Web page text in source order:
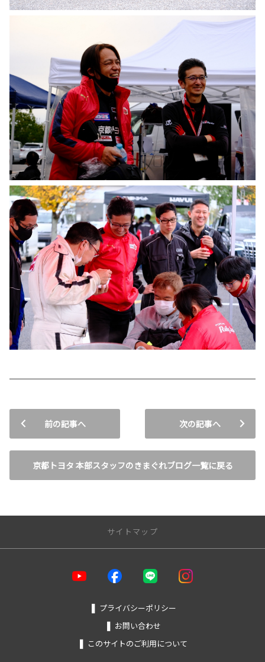
前の記事へ
京都トヨタ 本部スタッフのきまぐれブログ一覧に戻る
次の記事へ
サイトマップ
福祉車両（ウェルキャブ）
❚ プライバシーポリシー
❚ お問い合わせ
❚ このサイトのご利用について